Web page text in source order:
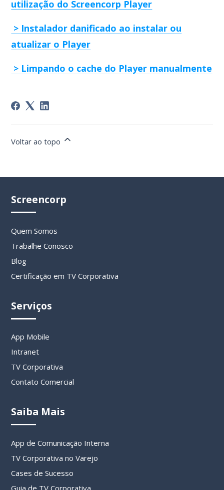
utilização do Screencorp Player
> Instalador danificado ao instalar ou
atualizar o Player
> Limpando o cache do Player manualmente
Voltar ao topo
Screencorp
Quem Somos
Trabalhe Conosco
Blog
Certificação em TV Corporativa
Serviços
App Mobile
Intranet
TV Corporativa
Contato Comercial
Saiba Mais
App de Comunicação Interna
TV Corporativa no Varejo
Cases de Sucesso
Guia de TV Corporativa